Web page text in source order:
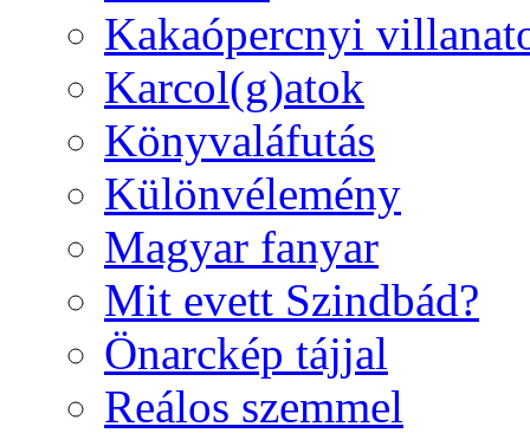
Kakaópercnyi
Karcol(g)atok
Könyvaláfutás
Különvélemény
Magyar fanyar
Mit evett Szindbád?
Önarckép tájjal
Reálos szemmel